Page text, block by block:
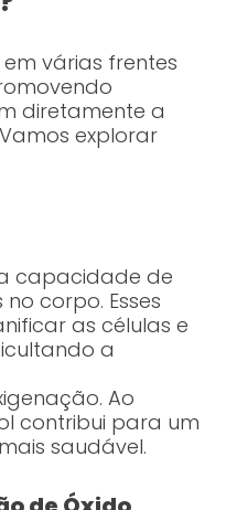
várias frentes
diretamente a
explorar
capacidade de
corpo. Esses
as células e
a
Ao
contribui para um
saudável.